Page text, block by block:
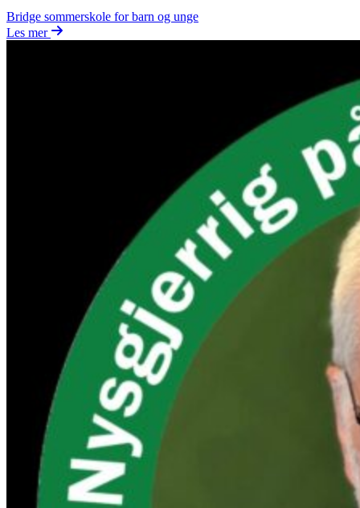
Bridge sommerskole for barn og unge
Les mer